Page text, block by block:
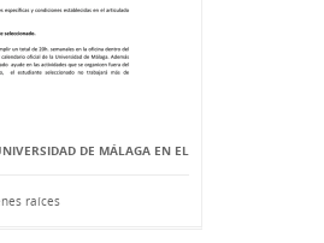
DE MÁLAGA EN EL
raíces